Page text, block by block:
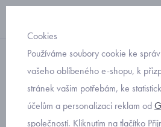
zimní kabát
dětský zimní
4448-58
Cookies
Používáme soubory cookie ke
vašeho oblíbeného e-shopu, k
stránek vašim potřebám, ke
účelům a personalizaci reklam od
společností. Kliknutím na tlačítko